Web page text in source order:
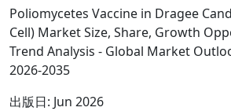
Poliomycetes Vaccine in Dragee
Cell) Market Size, Share, Growth
Trend Analysis - Global Market
2026-2035
出版日: Jun 2026